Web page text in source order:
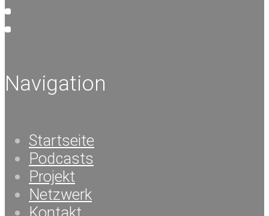
Navigation
Startseite
Podcasts
Projekt
Netzwerk